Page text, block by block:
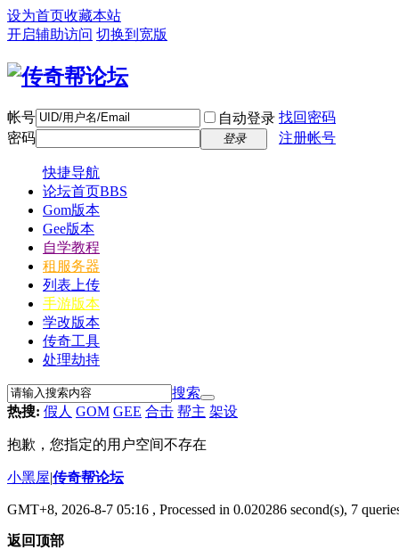
设为首页收藏本站
开启辅助访问 切换到宽版
帐号 自动登录 找回密码
密码
登录 注册帐号
快捷导航
论坛首页BBS
Gom版本
Gee版本
自学教程
租服务器
列表上传
手游版本
学改版本
传奇工具
处理劫持
搜索
热搜: 假人 GOM GEE 合击 帮主 架设
抱歉，您指定的用户空间不存在
小黑屋|传奇帮论坛
GMT+8, 2026-8-7 05:16 , Processed in 0.020286 second(s), 7
返回顶部